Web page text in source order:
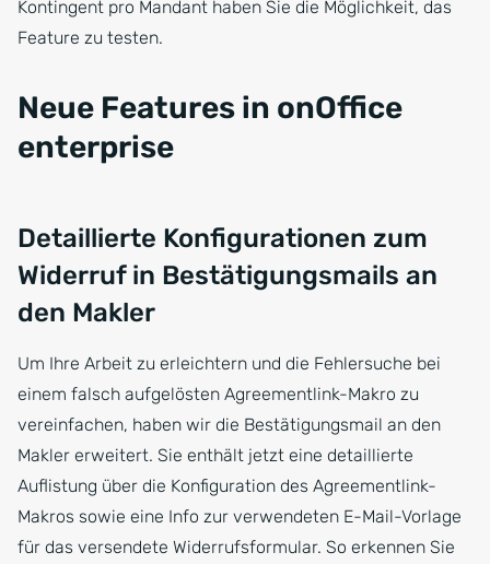
Kontingent pro Mandant haben Sie die Möglichkeit, das
Feature zu testen.
Neue Features in onOffice
enterprise
Detaillierte Konfigurationen zum
Widerruf in Bestätigungsmails an
den Makler
Um Ihre Arbeit zu erleichtern und die Fehlersuche bei
einem falsch aufgelösten Agreementlink-Makro zu
vereinfachen, haben wir die Bestätigungsmail an den
Makler erweitert. Sie enthält jetzt eine detaillierte
Auflistung über die Konfiguration des Agreementlink-
Makros sowie eine Info zur verwendeten E-Mail-Vorlage
für das versendete Widerrufsformular. So erkennen Sie